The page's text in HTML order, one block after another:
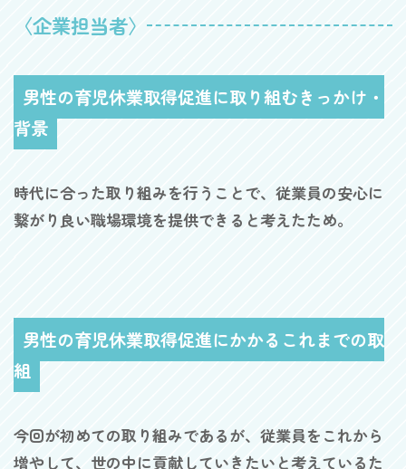
〈企業担当者〉
男性の育児休業取得促進に取り組むきっかけ・
背景
時代に合った取り組みを行うことで、従業員の安心に
繋がり良い職場環境を提供できると考えたため。
男性の育児休業取得促進にかかるこれまでの取
組
今回が初めての取り組みであるが、従業員をこれから
増やして、世の中に貢献していきたいと考えているた